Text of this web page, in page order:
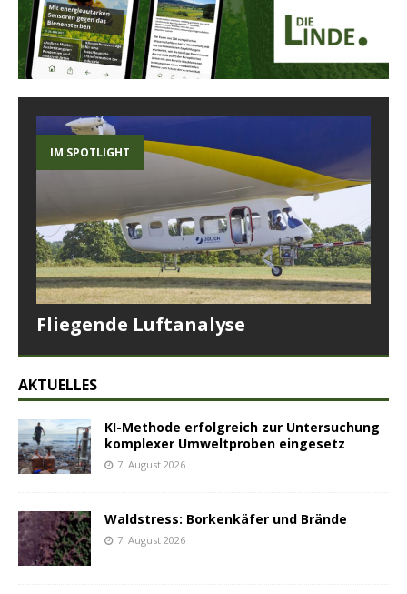
IM SPOTLIGHT
Fliegende Luftanalyse
AKTUELLES
KI-Methode erfolgreich zur Untersuchung
komplexer Umweltproben eingesetz
7. August 2026
Waldstress: Borkenkäfer und Brände
7. August 2026